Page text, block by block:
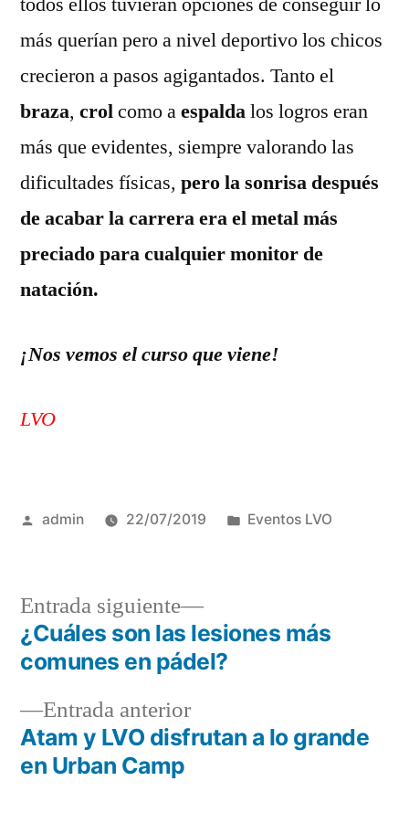
más querían pero a nivel deportivo los chicos
crecieron a pasos agigantados. Tanto el
braza, crolcomo aespaldalos logros eran
más que evidentes, siempre valorando las
dificultades físicas, pero la sonrisa después
de acabar la carrera era el metal más
preciado para cualquier monitor de
natación.
¡Nos vemos el curso que viene!
LVO
Publicado
admin 22/07/2019
Publicado
Eventos LVO
Navegación
entradas
Entrada anteriorEntrada
anterior:
Atam y LVO disfrutan a lo grande
en Urban Camp
Entrada siguiente
Entrada
siguiente:
¿Cuáles son las lesiones más
comunes en pádel?